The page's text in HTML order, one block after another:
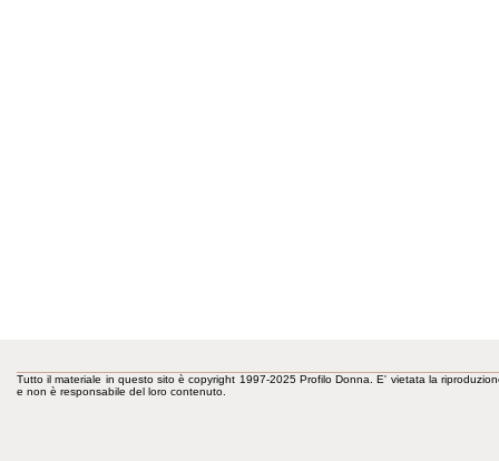
Tutto il materiale in questo sito è copyright 1997-2025 Profilo Donna. E' vietata la
e non è responsabile del loro contenuto.